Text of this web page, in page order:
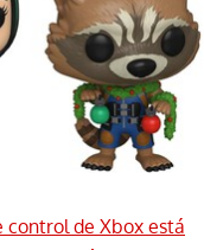
control de Xbox está